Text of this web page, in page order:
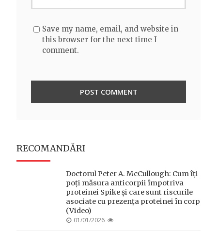
Save my name, email, and website in
this browser for the next time I
comment.
RECOMANDĂRI
Doctorul Peter A. McCullough: Cum îți
poți măsura anticorpii împotriva
proteinei Spike și care sunt riscurile
asociate cu prezența proteinei în corp
(Video)
POSTED
01/01/2026